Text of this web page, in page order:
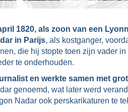
1820, als zoon van een
in Parijs, als kostganger,
die hij stopte toen zijn vader
te onderhouden.
en werkte samen met
genoemd, wat later werd
Nadar ook perskarikaturen te